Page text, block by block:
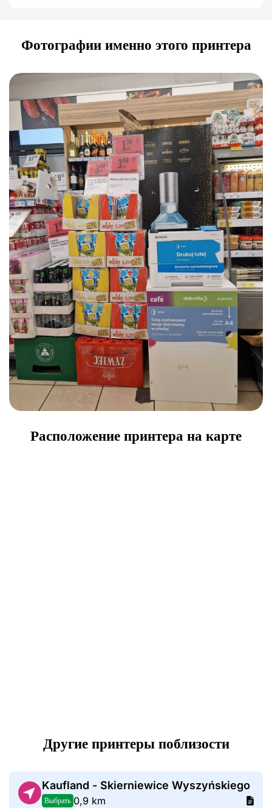
Фотографии именно этого принтера
Расположение принтера на карте
Другие принтеры поблизости
Kaufland - Skierniewice Wyszyńskiego
Выбрать 0,9 km